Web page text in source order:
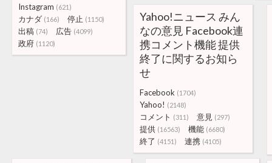
Instagram (621)
カナダ (166) 停止 (1150)
出稿 (74) 広告 (4099)
政府 (1120)
Yahoo!ニュース みん
なの意見 Facebook連
携コメント機能 提供
終了に関するお知ら
せ
Facebook (1704)
Yahoo! (2148)
コメント (311) 意見 (297)
提供 (16563) 機能 (6680)
終了 (4151) 連携 (4105)